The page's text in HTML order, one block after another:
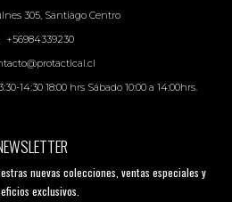
305, Santiago Centro
+56984339230
14:30 18:00 hrs Sábado 10:00 a 14:00hrs.
nuevas colecciones, ventas especiales y
exclusivos.